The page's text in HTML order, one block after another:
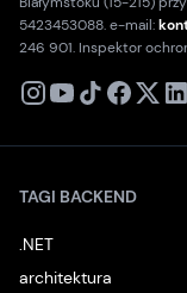
5423453088. e-mail:
246 901. Inspektor
X
TAGI BACKEND
.NET
architektura